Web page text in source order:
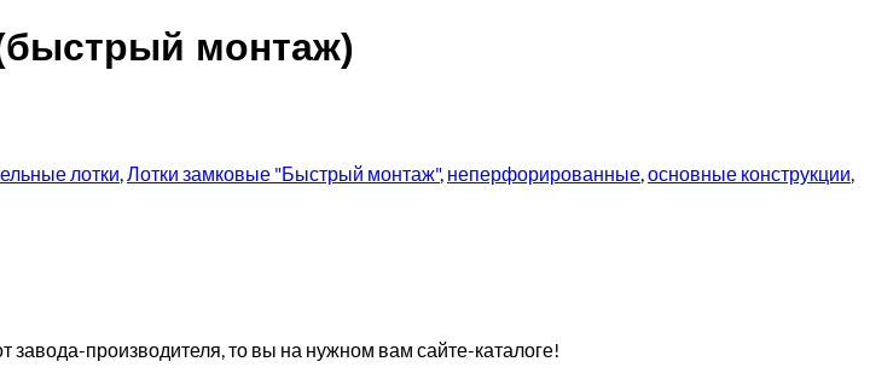
монтаж)
лотки,Лотки замковые "Быстрый монтаж", неперфорированные,основные конструкции,
завода-производителя, то вы на нужном вам сайте-каталоге!